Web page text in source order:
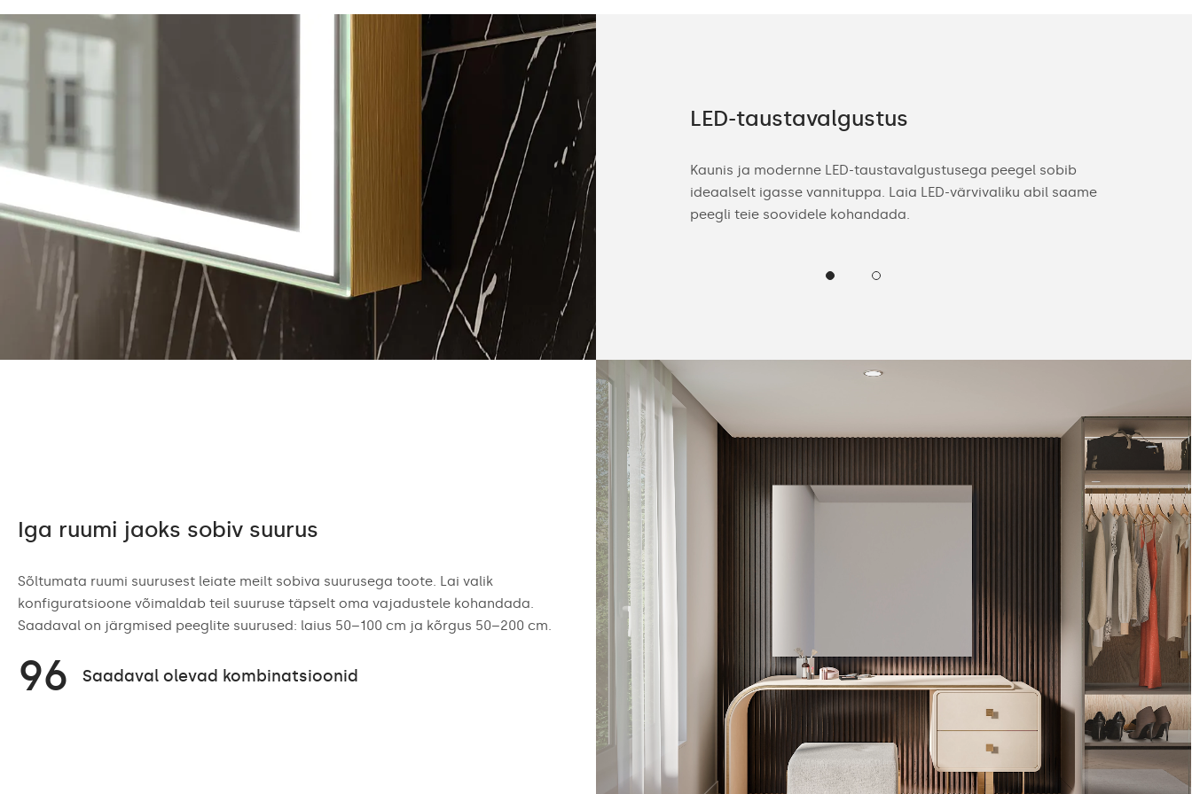
LED-taustavalgustusega peegel sobib
Laia LED-värvivaliku abil saame
kohandada.
Pakkumine nõudlikule
Teie vajadusi silmas pidades toodame eritellimusel
kohandatud vannitoapeegleid. Nii saate need hõlpsasti oma
ruumi sisekujundusega sobitada. Kohandage ise peegli
suurus, korpuse serva värv ja LED-taustvalgustuse toon
(neutraalne või külm).
LED-taustavalgustus
Kaunis ja modernne LED-taustavalgustusega peegel sobib
ideaalselt igasse vannituppa. Laia LED-värvivaliku abil saame
peegli teie soovidele kohandada.
Iga ruumi jaoks sobiv suurus
Sõltumata ruumi suurusest leiate meilt sobiva suurusega toote. Lai valik
konfiguratsioone võimaldab teil suuruse täpselt oma vajadustele kohandada.
Saadaval on järgmised peeglite suurused: laius 50–100 cm ja kõrgus 50–200 cm.
96 Saadaval olevad kombinatsioonid